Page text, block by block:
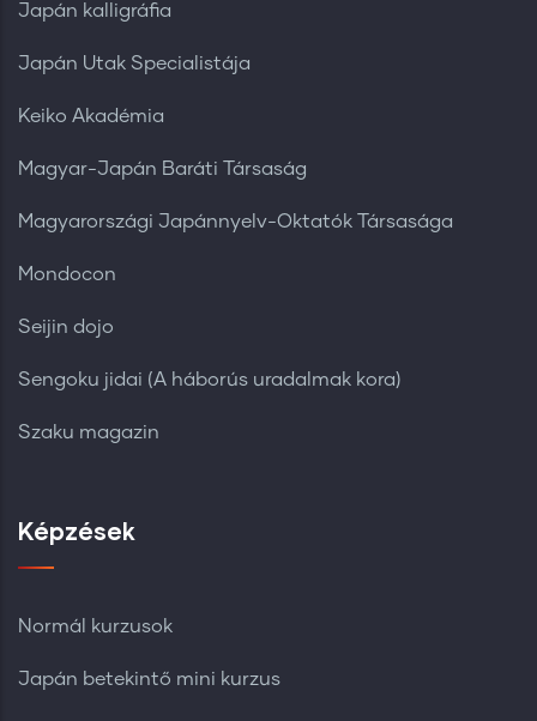
Japán kalligráfia
Japán Utak Specialistája
Keiko Akadémia
Magyar-Japán Baráti Társaság
Magyarországi Japánnyelv-Oktatók Társasága
Mondocon
Seijin dojo
Sengoku jidai (A háborús uradalmak kora)
Szaku magazin
Képzések
Normál kurzusok
Japán betekintő mini kurzus